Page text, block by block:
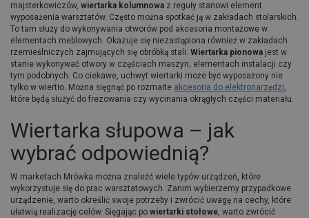
majsterkowiczów, wiertarka kolumnowa z reguły stanowi element
wyposażenia warsztatów. Często można spotkać ją w zakładach stolarskich.
To tam służy do wykonywania otworów pod akcesoria montażowe w
elementach meblowych. Okazuje się niezastąpiona również w zakładach
rzemieślniczych zajmujących się obróbką stali. Wiertarka pionowa jest w
stanie wykonywać otwory w częściach maszyn, elementach instalacji czy
tym podobnych. Co ciekawe, uchwyt wiertarki może być wyposażony nie
tylko w wiertło. Można sięgnąć po rozmaite akcesoria do elektronarzędzi,
które będą służyć do frezowania czy wycinania okrągłych części materiału.
Wiertarka słupowa – jak
wybrać odpowiednią?
W marketach Mrówka można znaleźć wiele typów urządzeń, które
wykorzystuje się do prac warsztatowych. Zanim wybierzemy przypadkowe
urządzenie, warto określić swoje potrzeby i zwrócić uwagę na cechy, które
ułatwią realizację celów. Sięgając po wiertarki stołowe, warto zwrócić